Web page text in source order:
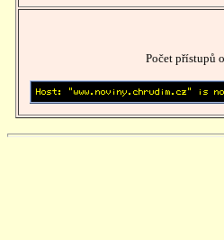
Počet přístupů